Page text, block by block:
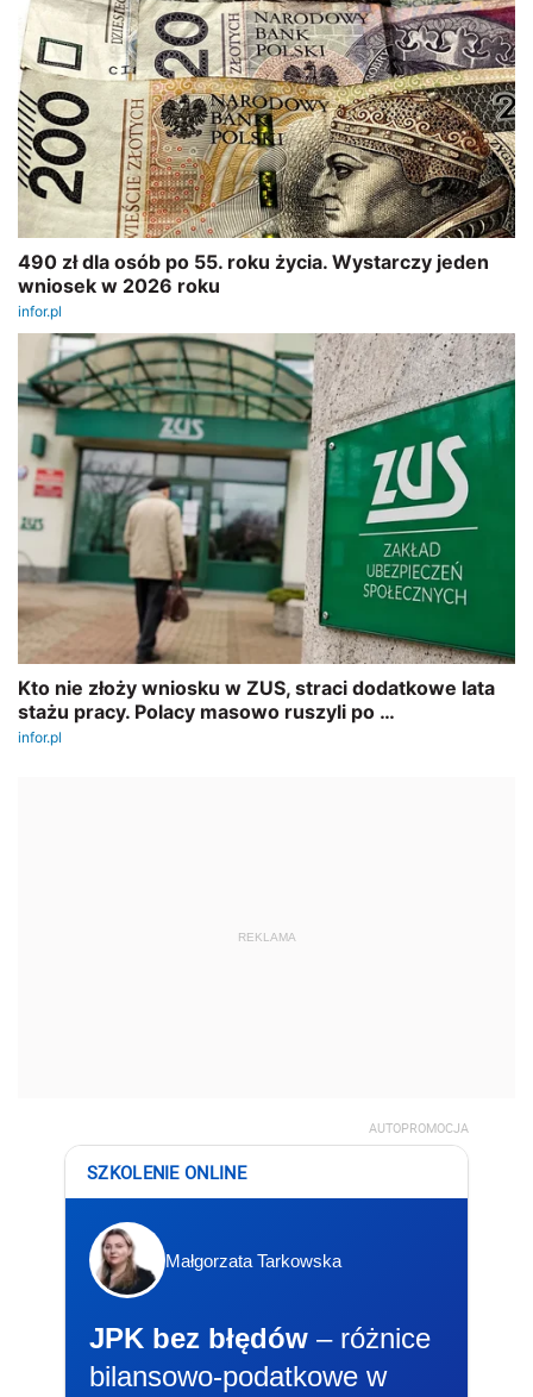
REKLAMA
AUTOPROMOCJA
SZKOLENIE ONLINE
Małgorzata Tarkowska
JPK bez błędów – różnice
bilansowo-podatkowe w